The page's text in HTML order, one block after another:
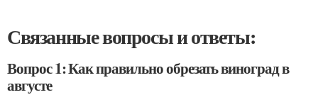
Связанные вопросы и ответы:
Вопрос 1: Как правильно обрезать виноград в
августе